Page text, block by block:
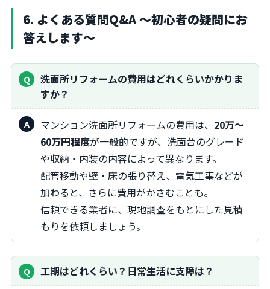
6. よくある質問Q&A ～初心者の疑問にお
答えします～
洗面所リフォームの費用はどれくらいかかりま
すか？
マンション洗面所リフォームの費用は、 20万～
60万円程度が一般的ですが、洗面台のグレード
や収納・内装の内容によって異なります。
配管移動や壁・床の張り替え、電気工事などが
加わると、さらに費用がかさむことも。
信頼できる業者に、現地調査をもとにした見積
もりを依頼しましょう。
工期はどれくらい？日常生活に支障は？